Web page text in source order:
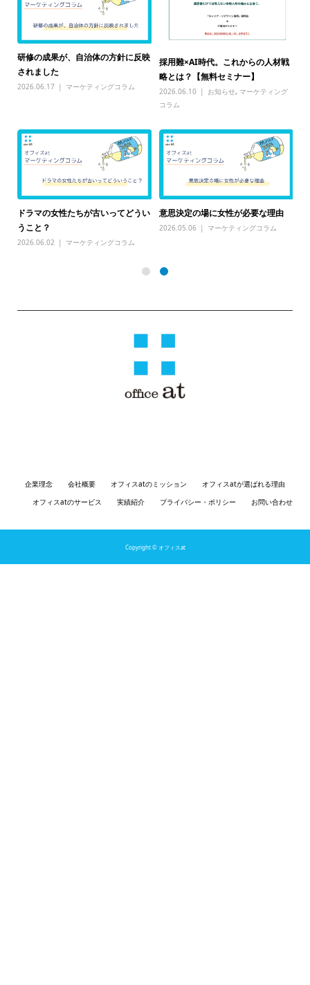
からの人材戦
ー】
マーケティング
必要な理由
ングコラム
○○するもんだ」を笑って変える 佐
2026.08.06 マーケティングコラム
Webマガジン「わたしリ
寺島のインタビュー記事が
2026.07.23 メディア掲載
その「当たり前」が、会社を弱くし
ている？
朝ドラ見ながら思った「
とは正しい。でも、言い方
企業理念 会社概要 オフィスatのミッション
オフィスatが選ばれる理由
オフィスatのサービス
実績紹介 プライバシー・ポリシー お問い合わせ
Copyright © オフィスat